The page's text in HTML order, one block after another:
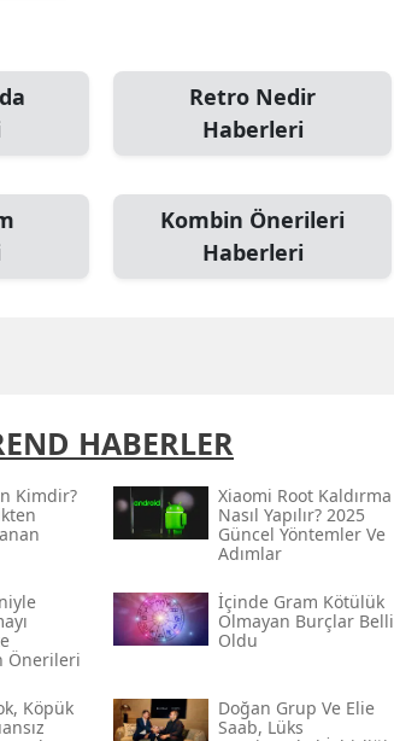
Retro Nedir
Haberleri
Kombin Önerileri
Haberleri
HABERLER
Kimdir?
Xiaomi Root Kaldırma
Nasıl Yapılır? 2025
Güncel Yöntemler Ve
Adımlar
Önerileri
İçinde Gram Kötülük
Olmayan Burçlar Belli
Oldu
Köpük
Doğan Grup Ve Elie
Saab, Lüks